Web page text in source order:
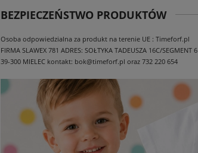
BEZPIECZEŃSTWO PRODUKTÓW
Osoba odpowiedzialna za produkt na terenie UE : Timeforf.pl
FIRMA SLAWEX 781 ADRES: SOŁTYKA TADEUSZA 16C/SEGMENT 6
39-300 MIELEC kontakt: bok@timeforf.pl oraz 732 220 654